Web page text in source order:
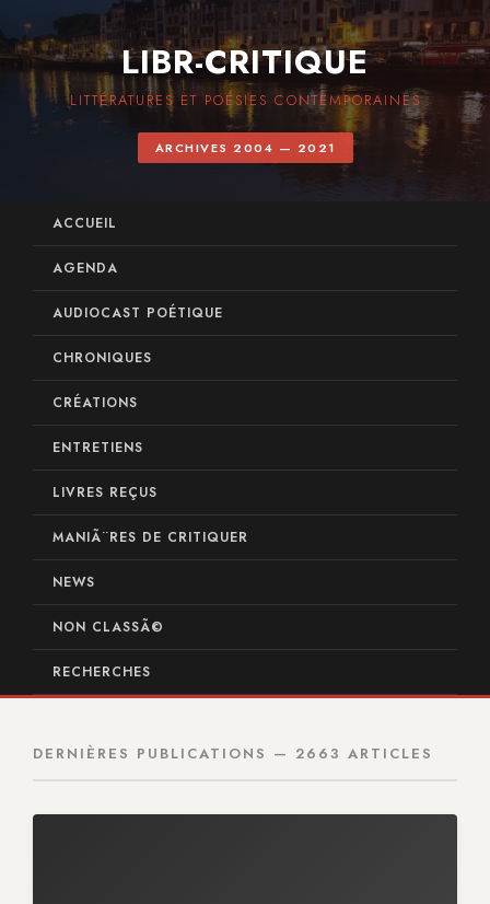
LIBR-CRITIQUE
LITTÉRATURES ET POÉSIES CONTEMPORAINES
ARCHIVES 2004 — 2021
ACCUEIL
AGENDA
AUDIOCAST POÉTIQUE
CHRONIQUES
CRÉATIONS
ENTRETIENS
LIVRES REÇUS
MANIÃ¨RES DE CRITIQUER
NEWS
NON CLASSÃ©
RECHERCHES
DERNIÈRES PUBLICATIONS — 2663 ARTICLES